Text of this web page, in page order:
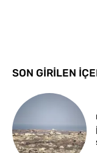
SON GİRİLEN